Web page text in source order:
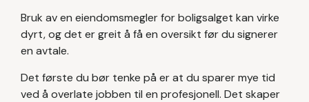
Bruk av en eiendomsmegler for boligsalget kan virke
dyrt, og det er greit å få en oversikt før du signerer
en avtale.
Det første du bør tenke på er at du sparer mye tid
ved å overlate jobben til en profesjonell. Det skaper